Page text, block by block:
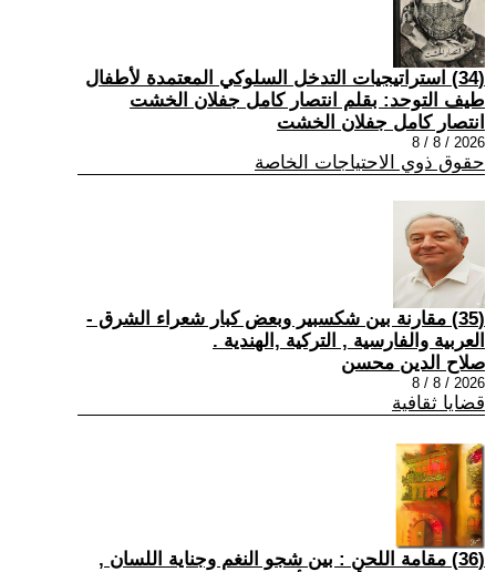
(34) استراتيجيات التدخل السلوكي المعتمدة لأطفال
طيف التوحد: بقلم انتصار كامل جفلان الخشت
انتصار كامل جفلان الخشت
2026 / 8 / 8
حقوق ذوي الاحتياجات الخاصة
(35) مقارنة بين شكسبير وبعض كبار شعراء الشرق -
العربية والفارسية , التركية ,الهندية .
صلاح الدين محسن
2026 / 8 / 8
قضايا ثقافية
(36) مقامة اللحن : بين شجو النغم وجناية اللسان ,